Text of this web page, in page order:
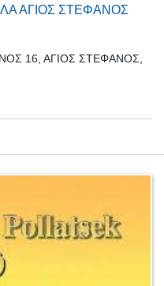
ΑΓΙΟΣ ΣΤΕΦΑΝΟΣ
16, ΑΓΙΟΣ ΣΤΕΦΑΝΟΣ,